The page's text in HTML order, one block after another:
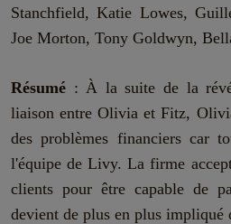
Stanchfield, Katie Lowes,
Joe Morton, Tony Goldwyn,
Résumé : À la suite de la
liaison entre Olivia et Fitz,
des problèmes financiers car
l'équipe de Livy. La firme
clients pour être capable de
devient de plus en plus